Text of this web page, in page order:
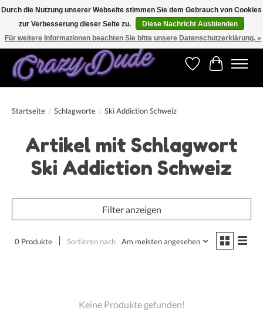
Versandkostenfrei bestellen ab CHF 200.00 in der Schweiz und ab EUR 250.00 in den
meisten Ländern weltweit.
Wunschzettel
Ihr
Startseite / Schlagworte / Ski Addiction Schweiz
Artikel mit Schlagwort
Ski Addiction Schweiz
Filter anzeigen
0 Produkte Sortieren nach Am meisten angesehen
Keine Produkte gefunden!
Durch die Nutzung unserer Webseite stimmen Sie dem Gebrauch von Cookies
zur Verbesserung dieser Seite zu.
Diese Nachricht Ausblenden
Für weitere Informationen beachten Sie bitte unsere Datenschutzerklärung. »